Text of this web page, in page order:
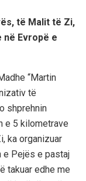
të Malit të Zi,
në Evropë e
“Martin
të
shprehnin
e 5 kilometrave
ka organizuar
e Pejës e pastaj
takuar edhe me